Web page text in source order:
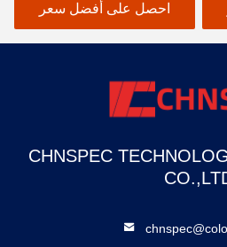
احصل على أفضل سعر
CHNSPEC